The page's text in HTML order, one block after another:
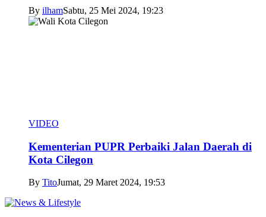
By ilhamSabtu, 25 Mei 2024, 19:23
VIDEO
Kementerian PUPR Perbaiki Jalan Daerah di
Kota Cilegon
By TitoJumat, 29 Maret 2024, 19:53